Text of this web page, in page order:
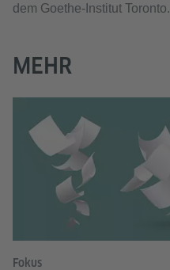
dem Goethe-Institut Toronto.
MEHR
Fokus